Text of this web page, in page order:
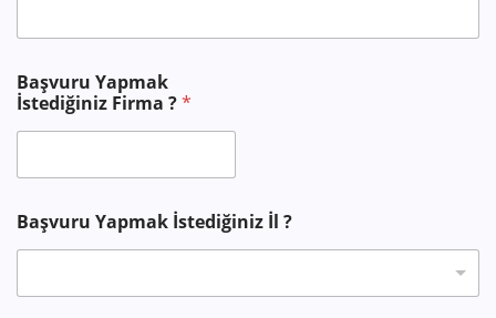
Başvuru Yapmak
İstediğiniz Firma ?*
u
Başvuru Yapmak İstediğiniz İl ?